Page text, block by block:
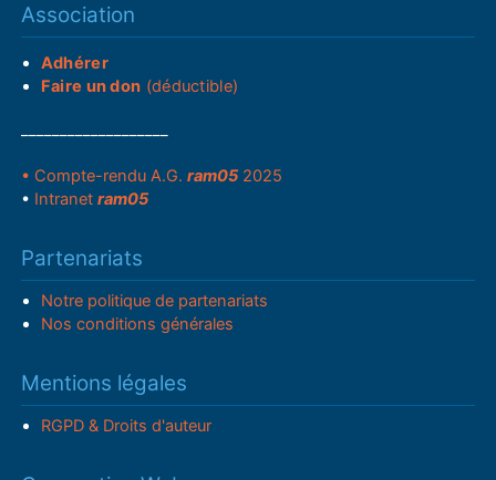
Association
Adhérer
Faire un don (déductible)
• Compte-rendu A.G.ram05 2025
• Intranetram05
Partenariats
Notre politique de partenariats
Nos conditions générales
Mentions légales
RGPD & Droits d'auteur